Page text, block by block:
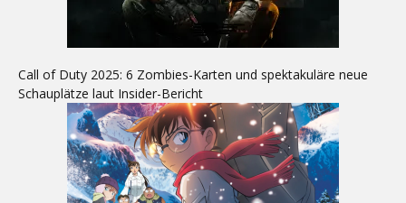
Call of Duty 2025: 6 Zombies-Karten und spektakuläre neue
Schauplätze laut Insider-Bericht